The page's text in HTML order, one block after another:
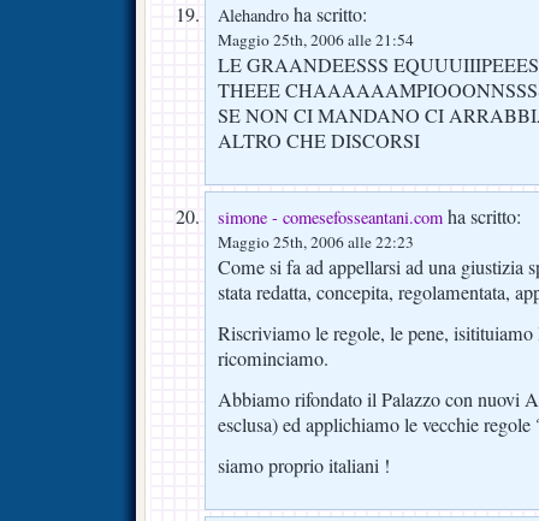
Alehandro ha scritto:
Maggio 25th, 2006 alle 21:54
LE GRAANDEESSS
THEEE
SE NON CI MANDANO CI
ALTRO CHE DISCORSI
simone - comesefosseantani.com ha scritto:
Maggio 25th, 2006 alle 22:23
Come si fa ad appellarsi ad una giustizia
stata redatta, concepita, regolamentata,
Riscriviamo le regole, le pene, isitituiamo
ricominciamo.
Abbiamo rifondato il Palazzo con nuovi
esclusa) ed applichiamo le vecchie regole
siamo proprio italiani !